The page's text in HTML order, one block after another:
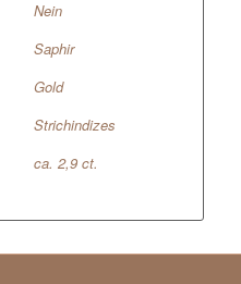
Nein
Saphir
Gold
Strichindizes
ca. 2,9 ct.